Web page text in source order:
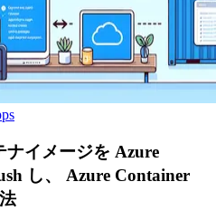
ナイメージを Azure
し、 Azure Container